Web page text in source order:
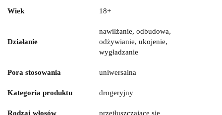
Wiek 18+
Działanie
nawilżanie, odbudowa,
odżywianie, ukojenie,
wygładzanie
Pora stosowania uniwersalna
Kategoria produktu drogeryjny
Rodzaj włosów przetłuszczające się